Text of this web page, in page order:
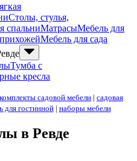
Столы, стулья,
спальниМатрасыМебель для
Мебель для сада
Тумба с
кресла
комплекты садовой мебели | садовая
для гостинной| наборы мебели
в Ревде